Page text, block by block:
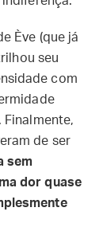
Ève (que já
seu
com
de ser
sem
dor quase